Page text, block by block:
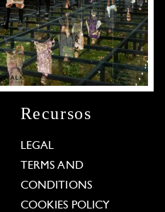
Recursos
LEGAL
TERMS AND
CONDITIONS
COOKIES POLICY